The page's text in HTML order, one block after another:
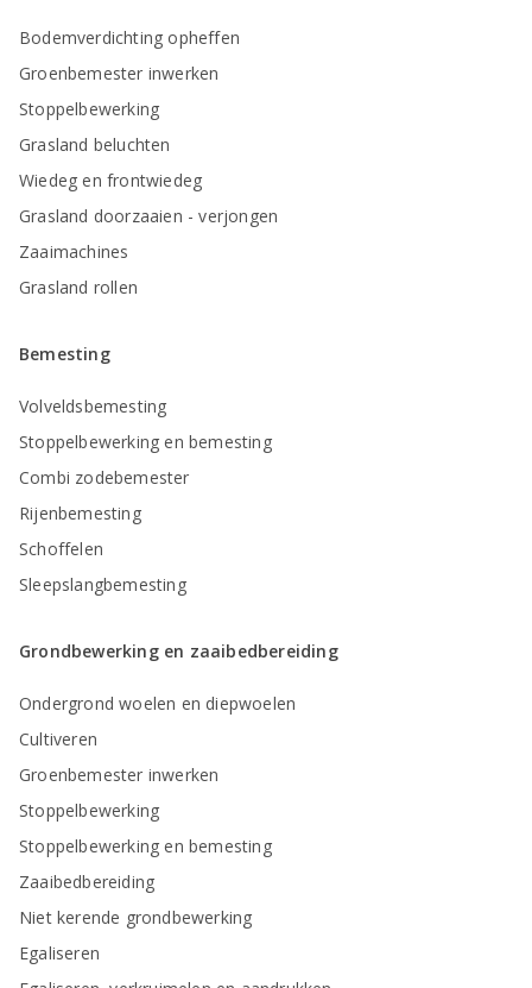
Bodemverdichting opheffen
Groenbemester inwerken
Stoppelbewerking
Grasland beluchten
Wiedeg en frontwiedeg
Grasland doorzaaien - verjongen
Zaaimachines
Grasland rollen
Bemesting
Volveldsbemesting
Stoppelbewerking en bemesting
Combi zodebemester
Rijenbemesting
Schoffelen
Sleepslangbemesting
Grondbewerking en zaaibedbereiding
Ondergrond woelen en diepwoelen
Cultiveren
Groenbemester inwerken
Stoppelbewerking
Stoppelbewerking en bemesting
Zaaibedbereiding
Niet kerende grondbewerking
Egaliseren